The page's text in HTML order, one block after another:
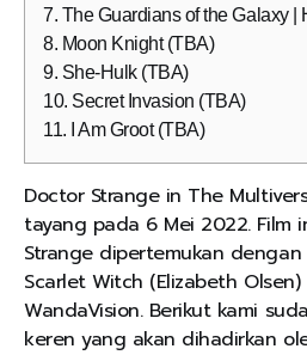
7. The Guardians of the Galaxy |
8. Moon Knight (TBA)
9. She-Hulk (TBA)
10. Secret Invasion (TBA)
11. I Am Groot (TBA)
Doctor Strange in The
tayang pada 6 Mei 2022. Film
Strange dipertemukan
Scarlet Witch (Elizabeth
WandaVision. Berikut kami
keren yang akan dihadirkan